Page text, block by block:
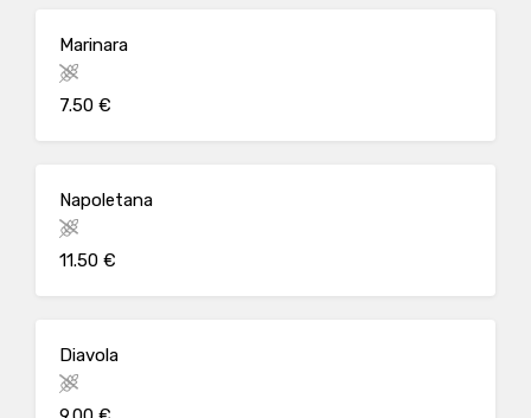
Marinara
7.50 €
Napoletana
11.50 €
Diavola